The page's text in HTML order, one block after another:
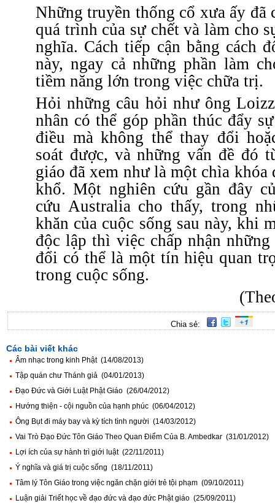
Những truyền thống cổ xưa ấy đã
quá trình của sự chết và làm cho
nghĩa. Cách tiếp cận bằng cách
này, ngay cả những phần làm
tiềm năng lớn trong việc chữa trị.
Hỏi những câu hỏi như ông
nhân có thể góp phần thúc đẩy
điều mà không thể thay đổi
soát được, và những vấn đề đó
giáo đã xem như là một chìa khóa
khổ.Một nghiên cứu gần đây
cứu Australia cho thấy, trong
khăn của cuộc sống sau này, khi
độc lập thì việc chấp nhận
đổi có thể là một tín hiệu quan
trong cuộc sống.
Chia sẻ:
Các bài viết khác
Âm nhạc trong kinh Phật (14/08/2013)
Tập quán chư Thánh giả (04/01/2013)
Đạo Đức và Giới Luật Phật Giáo (26/04/2012)
Hướng thiện - cội nguồn của hạnh phúc (06/04/2012)
Ông Bụt đi máy bay và kỳ tích tình người (14/03/2012)
Vai Trò Đạo Đức Tôn Giáo Theo Quan Điểm Của B. Ambedkar (31/01/2012)
Lợi ích của sự hành trì giới luật (22/11/2011)
Ý nghĩa và giá trị cuộc sống (18/11/2011)
Tâm lý Tôn Giáo trong việc ngăn chặn giới trẻ tội phạm (09/10/2011)
Luận giải Triết học về đạo đức và đạo đức Phật giáo (25/09/2011)